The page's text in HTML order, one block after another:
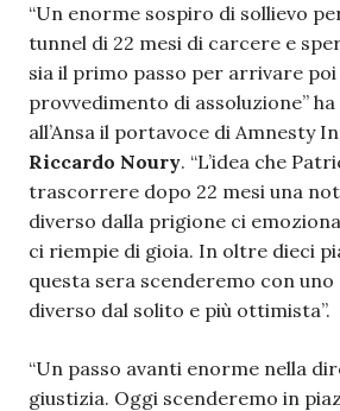
“Un enorme sospiro di sollievo
tunnel di 22 mesi di carcere e
sia il primo passo per arrivare poi
provvedimento di assoluzione”
all’Ansa il portavoce di Amnesty
Riccardo Noury. “L’idea che
trascorrere dopo 22 mesi una
diverso dalla prigione ci
ci riempie di gioia. In oltre dieci
questa sera scenderemo con uno
diverso dal solito e più ottimista”.
“Un passo avanti enorme nella
giustizia. Oggi scenderemo in